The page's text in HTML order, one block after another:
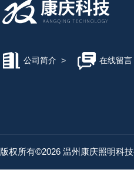
公司简介 > 在线留言
版权所有©2026 温州康庆照明科